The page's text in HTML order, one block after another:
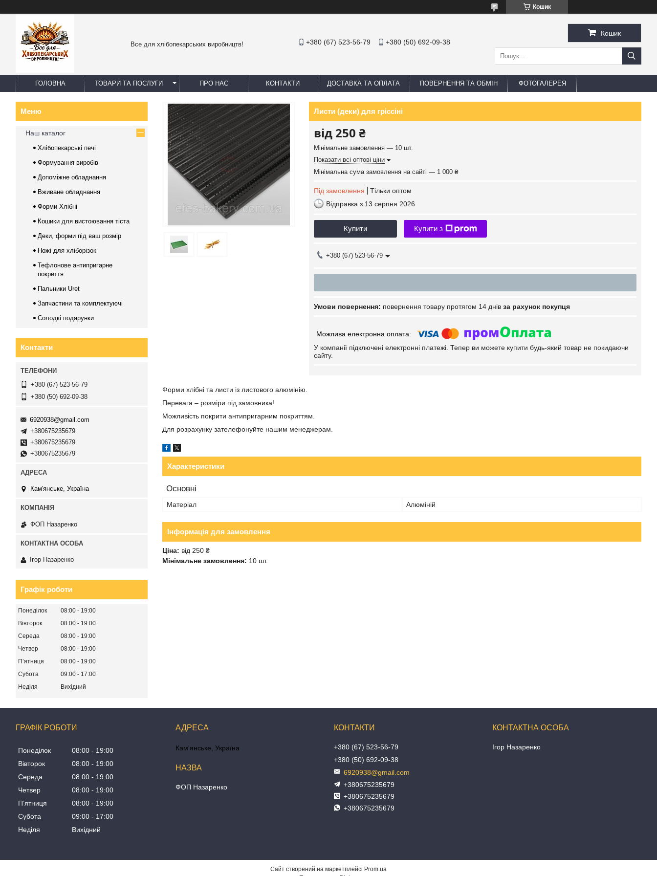
Кошик
Все для хлібопекарських виробництв! +380 (67) 523-56-79 +380 (50) 692-09-38
Кошик
ГОЛОВНА ТОВАРИ ТА ПОСЛУГИ ПРО НАС КОНТАКТИ ДОСТАВКА ТА ОПЛАТА ПОВЕРНЕННЯ ТА ОБМІН ФОТОГАЛЕРЕЯ
Листи (деки) для гріссіні
від 250 ₴
Мінімальне замовлення — 10 шт.
Показати всі оптові ціни
Мінімальна сума замовлення на сайті — 1 000 ₴
Під замовлення
Тільки оптом
Відправка з 13 серпня 2026
Купити Купити з
+380 (67) 523-56-79
повернення товару протягом 14 днів за рахунок покупця
У компанії підключені електронні платежі. Тепер ви можете купити будь-який товар не покидаючи
сайту.
Форми хлібні та листи із листового алюмінію.
Перевага – розміри під замовника!
Можливість покрити антипригарним покриттям.
Для розрахунку зателефонуйте нашим менеджерам.
Характеристики
Основні
Матеріал Алюміній
Інформація для замовлення
Ціна: від 250 ₴
Мінімальне замовлення: 10 шт.
Наш каталог
Хлібопекарські печі
Формування виробів
Допоміжне обладнання
Вживане обладнання
Форми Хлібні
Кошики для вистоювання тіста
Деки, форми під ваш розмір
Ножі для хліборізок
Тефлонове антипригарне
покриття
Пальники Uret
Запчастини та комплектуючі
Солодкі подарунки
Контакти
+380 (67) 523-56-79
+380 (50) 692-09-38
6920938@gmail.com
+380675235679
+380675235679
+380675235679
Кам'янське, Україна
ФОП Назаренко
Ігор Назаренко
Графік роботи
Понеділок 08:00
19:00
Вівторок
08:00
19:00
Середа
08:00
19:00
Четвер
08:00
19:00
Пʼятниця
08:00
19:00
Субота
09:00
17:00
Неділя
Вихідний
ГРАФІК РОБОТИ
Понеділок 08:00
19:00
Вівторок
08:00
19:00
Середа
08:00
19:00
Четвер
08:00
19:00
Пʼятниця
08:00
19:00
Субота
09:00
17:00
Неділя
Вихідний
Кам'янське, Україна
ФОП Назаренко
+380 (67) 523-56-79
+380 (50) 692-09-38
6920938@gmail.com
+380675235679
+380675235679
+380675235679
Ігор Назаренко
Сайт створений на маркетплейсі Prom.ua